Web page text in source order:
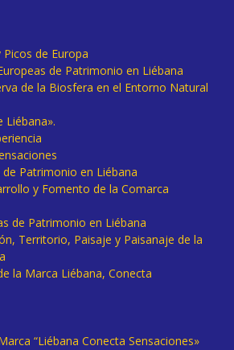
de Europa
de Patrimonio en Liébana
de la Biosfera en el Entorno Natural
Liébana».
de Patrimonio en Liébana
y Fomento de la Comarca
de Patrimonio en Liébana
Territorio, Paisaje y Paisanaje de la
la Marca Liébana, Conecta
“Liébana Conecta Sensaciones»